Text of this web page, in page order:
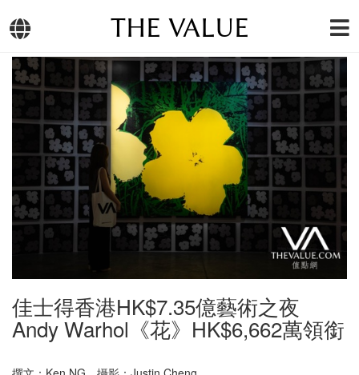
THE VALUE
佳士得香港HK$7.35億藝術之夜
Andy Warhol《花》HK$6,662萬領銜